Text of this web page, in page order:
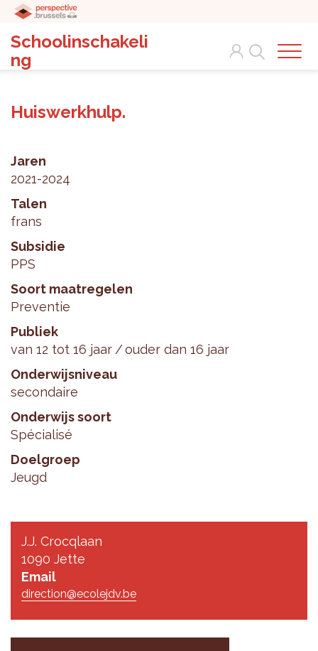
Schoolinschakeli
ng
Search
Huiswerkhulp.
Jaren
2021-2024
Talen
frans
Subsidie
PPS
Soort maatregelen
Preventie
Publiek
van 12 tot 16 jaar
ouder dan 16 jaar
Onderwijsniveau
secondaire
Onderwijs soort
Spécialisé
Doelgroep
Jeugd
J.J. Crocqlaan
1090 Jette
Email
direction@ecolejdv.be